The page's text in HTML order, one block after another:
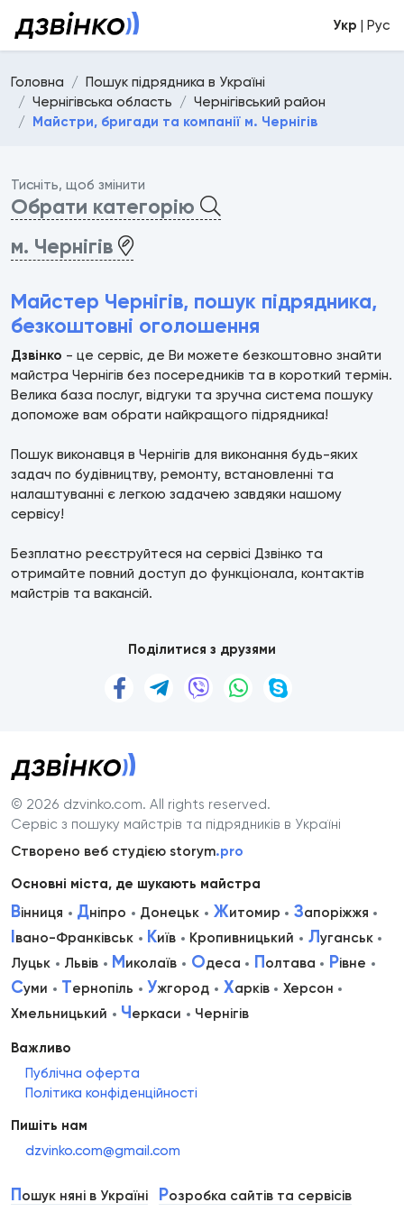
Укр | Рус
Головна
Пошук підрядника в Україні
Чернігівська область
Чернігівський район
Майстри, бригади та компанії м. Чернігів
Тисніть, щоб змінити
Обрати категорію
м. Чернігів
Майстер Чернігів, пошук підрядника,
безкоштовні оголошення
Дзвінко - це сервіс, де Ви можете безкоштовно знайти
майстра Чернігів без посередників та в короткий термін.
Велика база послуг, відгуки та зручна система пошуку
допоможе вам обрати найкращого підрядника!
Пошук виконавця в Чернігів для виконання будь-яких
задач по будівництву, ремонту, встановленні та
налаштуванні є легкою задачею завдяки нашому
сервісу!
Безплатно реєструйтеся на сервісі Дзвінко та
отримайте повний доступ до функціонала, контактів
майстрів та вакансій.
Поділитися з друзями
© 2026 dzvinko.com. All rights reserved.
Сервіс з пошуку майстрів та підрядників в Україні
Створено веб студією storym.pro
Основні міста, де шукають майстра
Вінниця Дніпро Донецьк Житомир Запоріжжя
Івано-Франківськ Київ Кропивницький Луганськ
Луцьк
Львів Миколаїв Одеса Полтава Рівне
Суми Тернопіль Ужгород Харків
Херсон
Хмельницький
Черкаси Чернігів
Важливо
Публічна оферта
Політика конфіденційності
Пишіть нам
dzvinko.com@gmail.com
Пошук няні в Україні Розробка сайтів та сервісів